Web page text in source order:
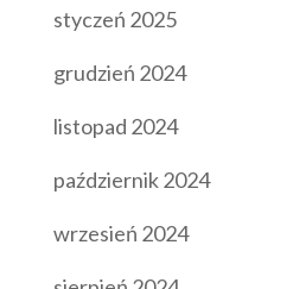
styczeń 2025
grudzień 2024
listopad 2024
październik 2024
wrzesień 2024